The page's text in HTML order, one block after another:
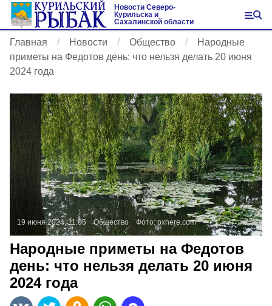
Новости Северо-
Курильска и
Сахалинской области
Главная Новости Общество
Народные
приметы на Федотов день: что нельзя делать 20 июня
2024 года
19 июня 2024, 11:05 Общество Фото:pxhere.com
Народные приметы на Федотов
день: что нельзя делать 20 июня
2024 года